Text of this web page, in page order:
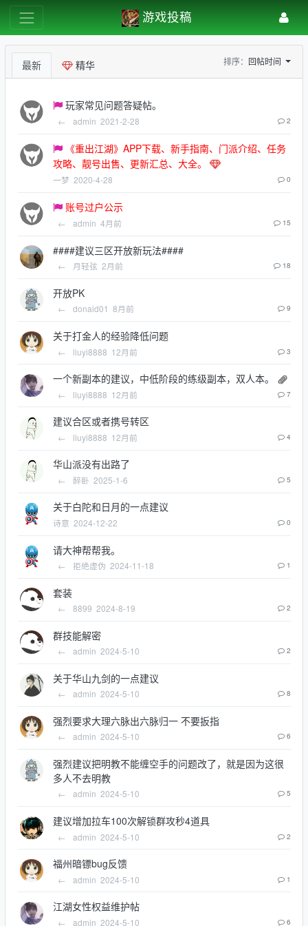
游戏投稿
最新 精华 排序： 回帖时间
玩家常见问题答疑帖。
← admin 2021-2-28 2
《重出江湖》APP下载、新手指南、门派介绍、任务
攻略、靓号出售、更新汇总、大全。
一梦 2020-4-28 0
账号过户公示
← admin 4月前 15
####建议三区开放新玩法####
← 月轻弦 2月前 18
开放PK
← donaid01 8月前 9
关于打金人的经验降低问题
← liuyi8888 12月前 3
一个新副本的建议，中低阶段的练级副本，双人本。
← liuyi8888 12月前 7
建议合区或者携号转区
← liuyi8888 12月前 4
华山派没有出路了
← 醉卧 2025-1-6 5
关于白陀和日月的一点建议
诗意 2024-12-22 0
请大神帮帮我。
← 拒绝虚伪 2024-11-18 1
套装
← 8899 2024-8-19 2
群技能解密
← admin 2024-5-10 2
关于华山九剑的一点建议
← admin 2024-5-10 8
强烈要求大理六脉出六脉归一 不要扳指
← admin 2024-5-10 6
强烈建议把明教不能缠空手的问题改了，就是因为这很
多人不去明教
← admin 2024-5-10 5
建议增加拉车100次解锁群攻秒4道具
← admin 2024-5-10 2
福州暗镖bug反馈
← admin 2024-5-10 1
江湖女性权益维护帖
← admin 2024-5-10 6